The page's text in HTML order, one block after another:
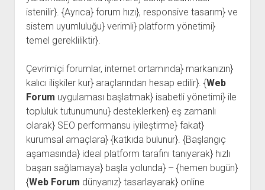
istenilir}. {Ayrıca} forum hızı}, responsive tasarım} ve
sistem uyumluluğu} verimli} platform yönetimi}
temel gerekliliktir}.
Çevrimiçi forumlar, internet ortamında} markanızın}
kalıcı ilişkiler kur} araçlarından hesap edilir}. {Web
Forum uygulaması başlatmak} isabetli yönetimi} ile
topluluk tutunumunu} desteklerken} eş zamanlı
olarak} SEO performansu iyileştirme} fakat}
kurumsal amaçlara} {katkıda bulunur}. {Başlangıç
aşamasında} ideal platform tarafını tanıyarak} hızlı
başarı sağlamaya} başla yolunda} – {hemen bugün}
{Web Forum dünyanız} tasarlayarak} online